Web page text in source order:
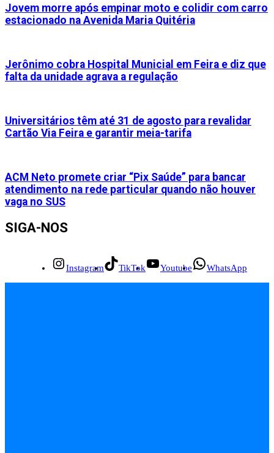
Jovem morre após empinar moto e colidir com carro
estacionado na Avenida Maria Quitéria
Jerônimo cobra Hospital Municial em Feira e diz que
falta da unidade agrava a regulação
Universitários têm até 31 de agosto para revalidar
Cartão Via Feira e garantir meia-tarifa
ACM Neto promete criar “Pix Saúde” para bancar
atendimento na rede particular quando não houver
vaga no SUS
SIGA-NOS
Instagram TikTok Youtube WhatsApp